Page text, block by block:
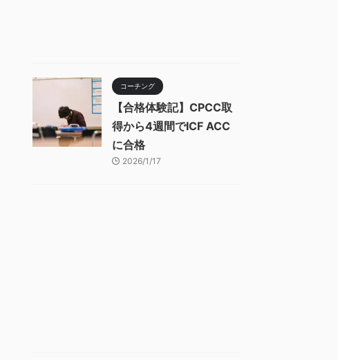
コーチング
【合格体験記】CPCC取
得から4週間でICF ACC
に合格
2026/1/17